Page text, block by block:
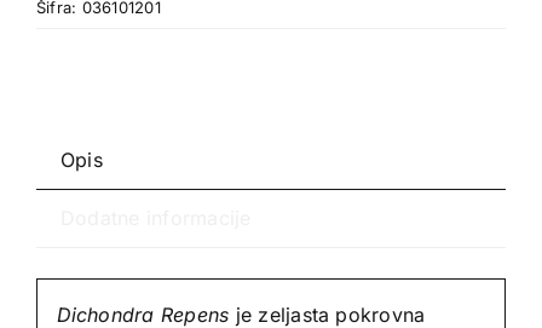
količina
Šifra: 036101201
Opis
Dichondra Repens je zeljasta pokrovna